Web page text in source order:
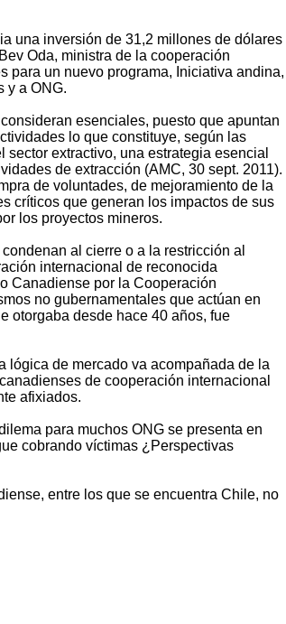
una inversión de 31,2 millones de dólares
Oda, ministra de la cooperación
para un nuevo programa, Iniciativa andina,
y a ONG.
esenciales, puesto que apuntan
lo que constituye, según las
extractivo, una estrategia esencial
de extracción (AMC, 30 sept. 2011).
de voluntades, de mejoramiento de la
críticos que generan los impactos de sus
los proyectos mineros.
al cierre o a la restricción al
internacional de reconocida
Canadiense por la Cooperación
no gubernamentales que actúan en
otorgaba desde hace 40 años, fue
lógica de mercado va acompañada de la
de cooperación internacional
afixiados.
para muchos ONG se presenta en
cobrando víctimas ¿Perspectivas
entre los que se encuentra Chile, no